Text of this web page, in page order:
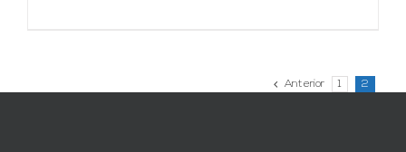
Anterior 1 2